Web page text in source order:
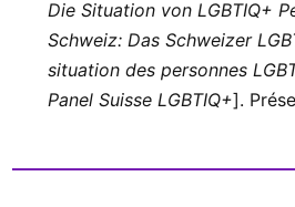
Die Situation von LGBTIQ+
Schweiz: Das Schweizer
situation des personnes
Panel Suisse LGBTIQ+].